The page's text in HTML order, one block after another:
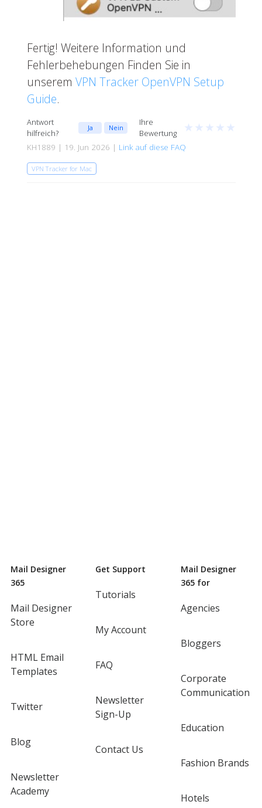
Fertig! Weitere Information und
Fehlerbehebungen Finden Sie in
unserem VPN Tracker OpenVPN Setup
Guide.
Antwort
hilfreich?
Ja Nein
Ihre
Bewertung
★ ★ ★ ★ ★
KH1889 | 19. Jun 2026 | Link auf diese FAQ
VPN Tracker for Mac
Mail Designer
365
Mail Designer
Store
HTML Email
Templates
Twitter
Blog
Newsletter
Academy
Get Support
Tutorials
My Account
FAQ
Newsletter
Sign-Up
Contact Us
Mail Designer
365 for
Agencies
Bloggers
Corporate
Communication
Education
Fashion Brands
Hotels